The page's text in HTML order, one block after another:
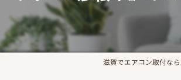
滋賀でエアコン取付な